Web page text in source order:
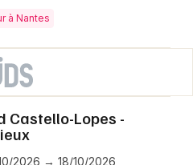
à Nantes
Castello-Lopes -
2026 → 18/10/2026